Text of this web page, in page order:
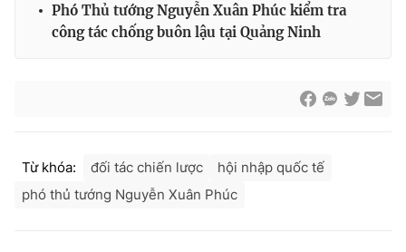
Thị trường 24h Tấm lòng Việt
Liên hệ tòa soạn English
Phó Thủ tướng Nguyễn Xuân Phúc kiểm tra
công tác chống buôn lậu tại Quảng Ninh
Từ khóa: đối tác chiến lược
hội nhập quốc tế
phó thủ tướng Nguyễn Xuân Phúc